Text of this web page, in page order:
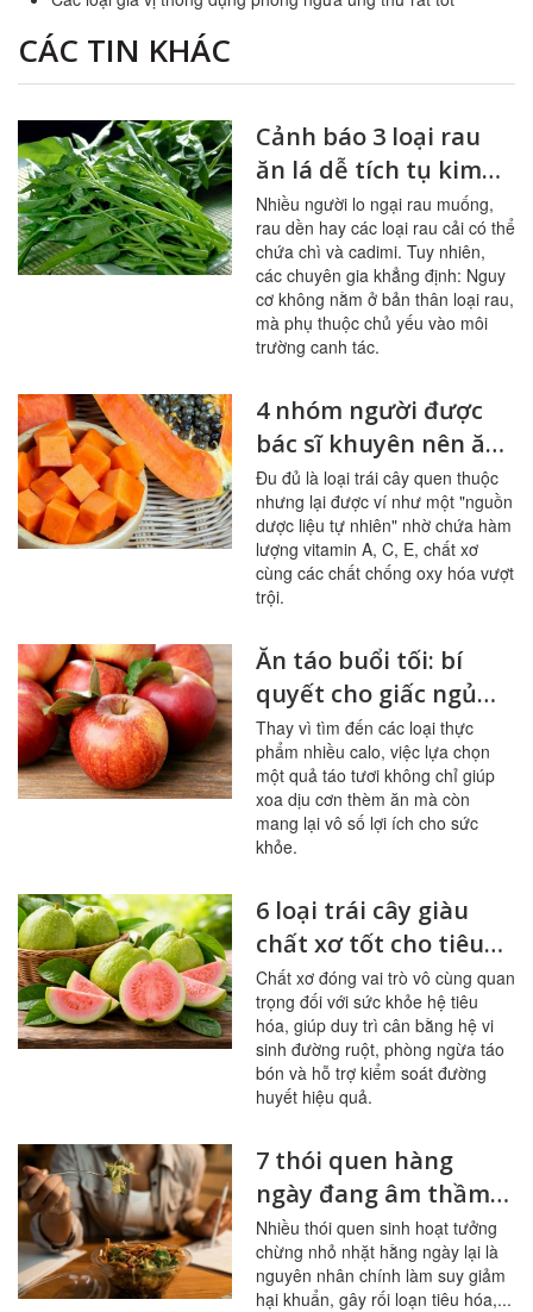
CÁC TIN KHÁC
Cảnh báo 3 loại rau
ăn lá dễ tích tụ kim
loại nặng
Nhiều người lo ngại rau muống,
rau dền hay các loại rau cải có thể
chứa chì và cadimi. Tuy nhiên,
các chuyên gia khẳng định: Nguy
cơ không nằm ở bản thân loại rau,
mà phụ thuộc chủ yếu vào môi
trường canh tác.
4 nhóm người được
bác sĩ khuyên nên ăn
đu đủ thường xuyên
Đu đủ là loại trái cây quen thuộc
nhưng lại được ví như một "nguồn
dược liệu tự nhiên" nhờ chứa hàm
lượng vitamin A, C, E, chất xơ
cùng các chất chống oxy hóa vượt
trội.
Ăn táo buổi tối: bí
quyết cho giấc ngủ
ngon, hệ tiêu hóa
khỏe mạnh
Thay vì tìm đến các loại thực
phẩm nhiều calo, việc lựa chọn
một quả táo tươi không chỉ giúp
xoa dịu cơn thèm ăn mà còn
mang lại vô số lợi ích cho sức
khỏe.
6 loại trái cây giàu
chất xơ tốt cho tiêu
hóa, đường huyết
Chất xơ đóng vai trò vô cùng quan
trọng đối với sức khỏe hệ tiêu
hóa, giúp duy trì cân bằng hệ vi
sinh đường ruột, phòng ngừa táo
bón và hỗ trợ kiểm soát đường
huyết hiệu quả.
7 thói quen hàng
ngày đang âm thầm
tàn phá đường ruột
Nhiều thói quen sinh hoạt tưởng
chừng nhỏ nhặt hằng ngày lại là
nguyên nhân chính làm suy giảm
hại khuẩn, gây rối loạn tiêu hóa,...